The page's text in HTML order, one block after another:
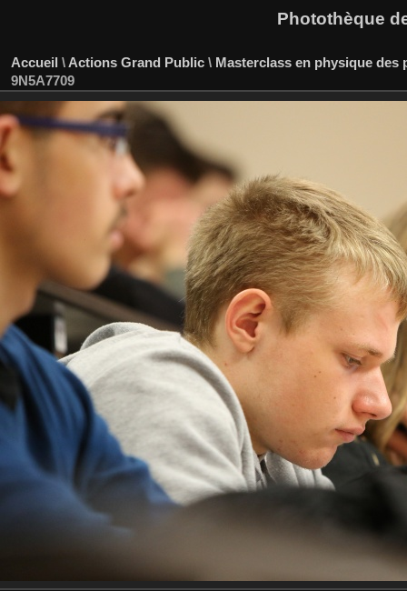
Photothèque
Accueil \ Actions Grand Public \ Masterclass en physique des
9N5A7709